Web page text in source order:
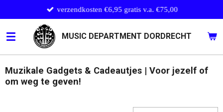
direct
naar
de
hoofdinhoud
MUSIC DEPARTMENT DORDRECHT
verzendkosten €6,95 gratis v.a. €75,00
Muzikale Gadgets & Cadeautjes | Voor jezelf of
om weg te geven!